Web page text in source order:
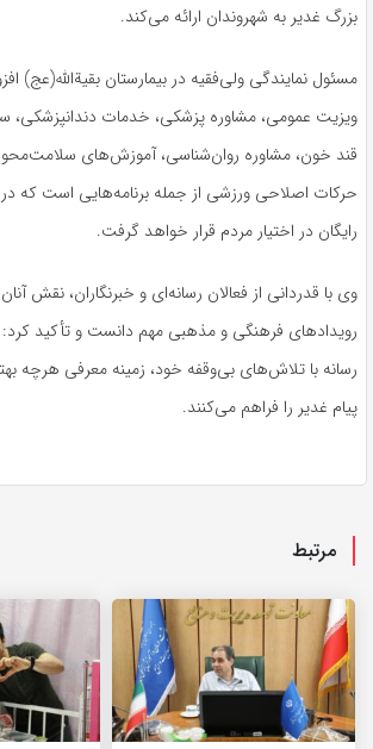
بزرگ غدیر به شهروندان ارائه می‌کند.
مسئول نمایندگی ولی‌فقیه در بیمارستان بقیةالله(عج)
ویزیت عمومی، مشاوره پزشکی، خدمات
قند خون، مشاوره روان‌شناسی، آموزش‌های سلامت‌محور
حرکات اصلاحی ورزشی از جمله برنامه‌هایی است که
رایگان در اختیار مردم قرار خواهد گرفت.
وی با قدردانی از فعالان رسانه‌ای و خبرنگاران، نقش
رویدادهای فرهنگی و مذهبی مهم دانست و تأکید کرد:
رسانه با تلاش‌های بی‌وقفه خود، زمینه معرفی هرچه
پیام غدیر را فراهم می‌کنند.
مرتبط